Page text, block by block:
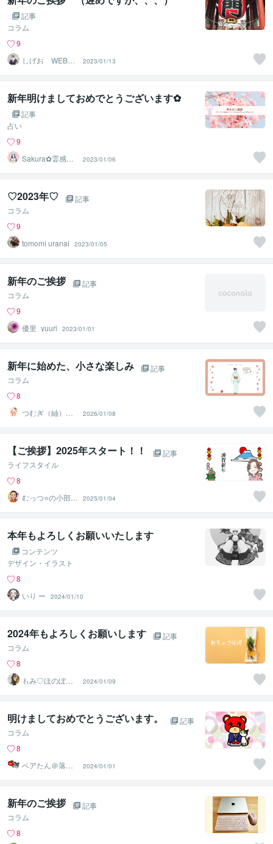
記事
コラム
9
しげお WEBデ
ザイナー
2023/01/13
新年明けましておめでとうございます✿
記事
占い
9
Sakura✿霊感タ
ロット占い師
2023/01/06
♡2023年♡
記事
コラム
9
tomomi uranai
2023/01/05
新年のご挨拶
記事
コラム
9
優里_yuuri
2023/01/01
新年に始めた、小さな楽しみ
記事
コラム
8
つむぎ（紬）♡
心のデトックス
2026/01/08
【ご挨拶】2025年スタート！！
記事
ライフスタイル
8
むっつ⭐の小部屋
～心の浄化がで
きる場所〜
2025/01/04
本年もよろしくお願いいたします
コンテンツ
デザイン・イラスト
8
いり ー
2024/01/10
2024年もよろしくお願いします
記事
コラム
8
もみ♡ほのぼの
♡休憩室♪
2024/01/09
明けましておめでとうございます。
記事
コラム
8
ベアたん＠落書
きイラストレー
ター
2024/01/01
新年のご挨拶
記事
コラム
8